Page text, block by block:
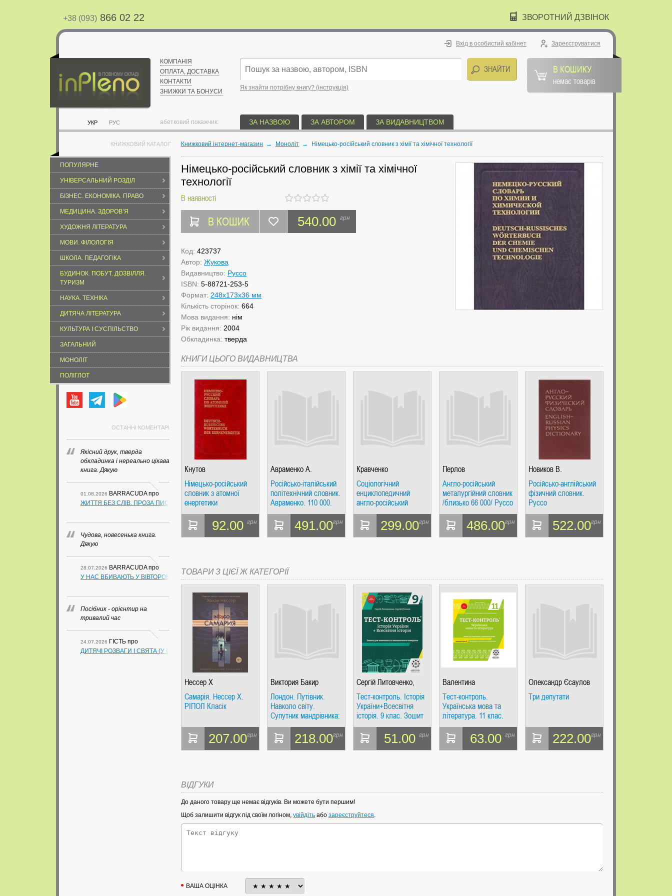
+38 (093) 866 02 22 ЗВОРОТНИЙ ДЗВІНОК
УКР РУС
КОМПАНІЯ
ОПЛАТА, ДОСТАВКА
КОНТАКТИ
ЗНИЖКИ ТА БОНУСИ
Вхід в особистий кабінет Зареєструватися
Як знайти потрібну книгу? (інструкція)
В КОШИКУ
немає товарів
абетковий покажчик: ЗА НАЗВОЮ ЗА АВТОРОМ ЗА ВИДАВНИЦТВОМ
КНИЖКОВИЙ КАТАЛОГ
ПОПУЛЯРНЕ
УНІВЕРСАЛЬНИЙ РОЗДІЛ
БІЗНЕС. ЕКОНОМІКА. ПРАВО
МЕДИЦИНА. ЗДОРОВ’Я
ХУДОЖНЯ ЛІТЕРАТУРА
МОВИ. ФІЛОЛОГІЯ
ШКОЛА. ПЕДАГОГІКА
БУДИНОК. ПОБУТ. ДОЗВІЛЛЯ.
ТУРИЗМ
НАУКА. ТЕХНІКА
ДИТЯЧА ЛІТЕРАТУРА
КУЛЬТУРА І СУСПІЛЬСТВО
ЗАГАЛЬНИЙ
МОНОЛІТ
ПОЛІГЛОТ
ОСТАННІ КОМЕНТАРІ
Якісний друк, тверда
обкладинка і нереально цікава
книга. Дякую
01.08.2026 BARRACUDAпро
ЖИТТЯ БЕЗ СЛІВ. ПРОЗА ПИСЬМЕННИКІВ ІЗ ГУАНСІ. ГІПЕРІОН
Чудова, новесенька книга.
Дякую
28.07.2026 BARRACUDAпро
У НАС ВБИВАЮТЬ У ВІВТОРОК. СЛАПОВСЬКИЙ О.І. ЧАС
Посібник - орієнтир на
тривалий час
24.07.2026 ГІСТЬ про
ДИТЯЧІ РОЗВАГИ І СВЯТА (У СХЕМАХ, ТАБЛИЦЯХ, ВИЗНАЧЕННЯХ, СЦЕНАРІЯХ). АНТОНІНА ШЕВЧУК. МАНДРІВЕЦЬ
Книжковий інтернет-магазин → Моноліт → Німецько-російський словник з хімії та хімічної технології
Німецько-російський словник з хімії та хімічної
технології
В наявності
В КОШИК 540.00 грн
Код: 423737
Автор: Жукова
Видавництво: Руссо
ISBN: 5-88721-253-5
Формат: 248x173x36 мм
Кількість сторінок: 664
Мова видання: нім
Рік видання: 2004
Обкладинка: тверда
КНИГИ ЦЬОГО ВИДАВНИЦТВА
Кнутов
Німецько-російський
словник з атомної
енергетики
92.00 грн
Авраменко А.
Російсько-італійський
політехнічний словник.
Авраменко. 110 000.
Руссо
491.00грн
Кравченко
Соціологічний
енциклопедичний
англо-російський
словник. 15 000. Руссо
299.00грн
Перлов
Англо-російський
металургійний словник
/близько 66 000/ Руссо
486.00грн
Новиков В.
Російсько-англійський
фізичний словник.
Руссо
522.00грн
ТОВАРИ З ЦІЄЇ Ж КАТЕГОРІЇ
Нессер Х
Самарія. Нессер Х.
РІПОЛ Класік
207.00грн
Виктория Бакир
Лондон. Путівник.
Навколо світу.
Супутник мандрівника:
надійний, легкий на
підйом
218.00грн
Сергій Литовченко,
Сергій Д'ячков
Тест-контроль. Історія
України+Всесвітня
історія. 9 клас. Зошит
для поточного та
тематич. контролю
51.00 грн
Валентина
Новосьолова, Світлана
Молочко
Тест-контроль.
Українська мова та
література. 11 клас.
Зошит для
самостійних і
контрольних робіт
63.00 грн
Олександр Єсаулов
Три депутати
222.00грн
ВІДГУКИ
До даного товару ще немає відгуків. Ви можете бути першим!
Щоб залишити відгук під своїм логіном, увійдіть або зареєструйтеся.
ВАША ОЦІНКА